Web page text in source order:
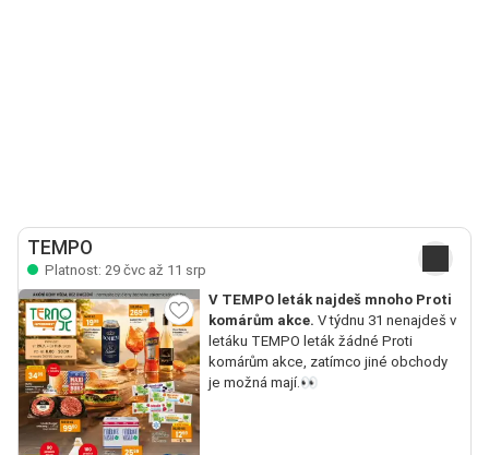
TEMPO
Platnost: 29 čvc až 11 srp
V TEMPO leták najdeš mnoho Proti
komárům akce. V týdnu 31 nenajdeš v
letáku TEMPO leták žádné Proti
komárům akce, zatímco jiné obchody
je možná mají.👀